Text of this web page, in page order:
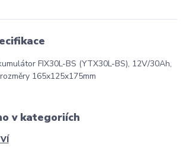
FIX30L-BS (YTX30L-BS), 12V/30Ah,
165x125x175mm
v kategoriích